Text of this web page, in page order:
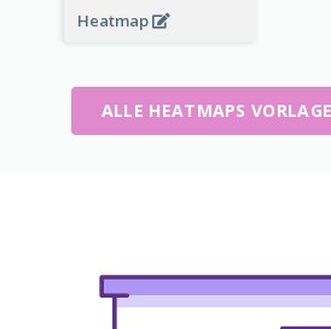
Heatmap
ALLE HEATMAPS